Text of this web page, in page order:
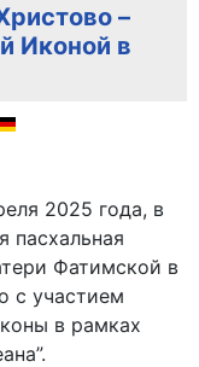
–
Иконой в
2025 года, в
пасхальная
Фатимской в
с участием
в рамках